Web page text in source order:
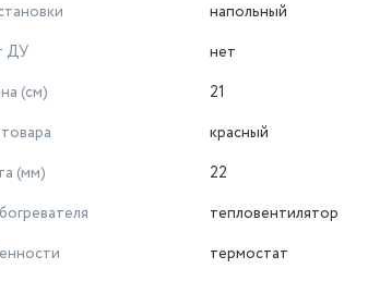
напольный
ДУ
нет
(см)
21
красный
(мм)
22
тепловентилятор
термостат